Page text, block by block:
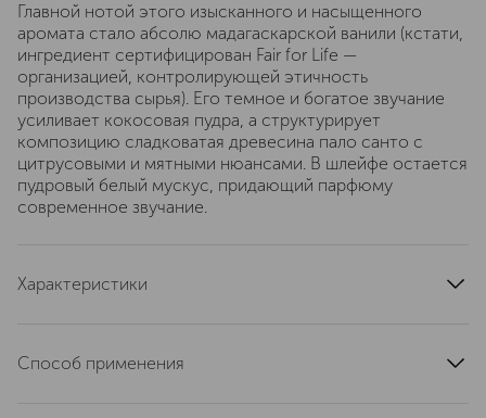
Главной нотой этого изысканного и насыщенного
аромата стало абсолю мадагаскарской ванили (кстати,
ингредиент сертифицирован Fair for Life —
организацией, контролирующей этичность
производства сырья). Его темное и богатое звучание
усиливает кокосовая пудра, а структурирует
композицию сладковатая древесина пало санто с
цитрусовыми и мятными нюансами. В шлейфе остается
пудровый белый мускус, придающий парфюму
современное звучание.
Характеристики
верхние ноты
Способ применения